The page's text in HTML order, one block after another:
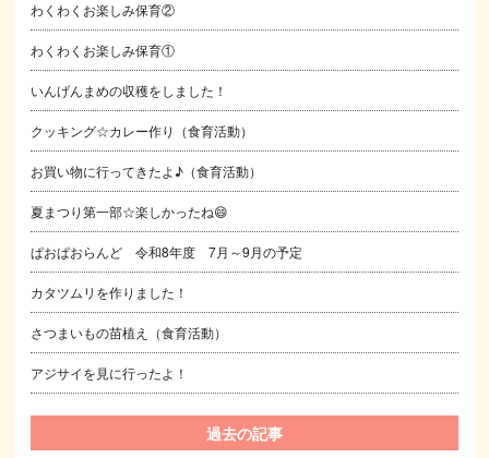
わくわくお楽しみ保育②
わくわくお楽しみ保育①
いんげんまめの収穫をしました！
クッキング☆カレー作り（食育活動）
お買い物に行ってきたよ♪（食育活動）
夏まつり第一部☆楽しかったね😄
ぱおぱおらんど 令和8年度 7月～9月の予定
カタツムリを作りました！
さつまいもの苗植え（食育活動）
アジサイを見に行ったよ！
過去の記事